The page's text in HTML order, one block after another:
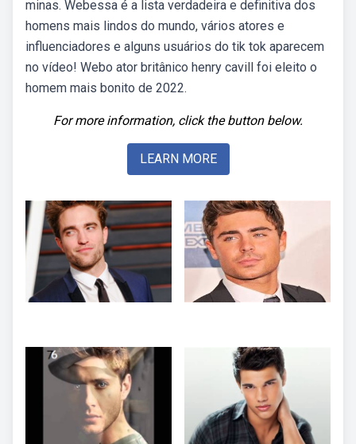
minas. Webessa é a lista verdadeira e definitiva dos
homens mais lindos do mundo, vários atores e
influenciadores e alguns usuários do tik tok aparecem
no vídeo! Webo ator britânico henry cavill foi eleito o
homem mais bonito de 2022.
For more information, click the button below.
LEARN MORE